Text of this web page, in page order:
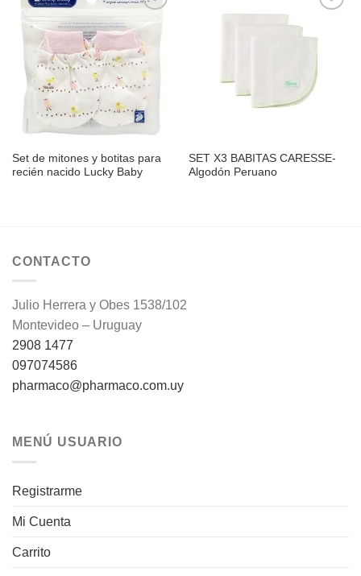
Añadir
lista de
deseos
Set de mitones y botitas para
recién nacido Lucky Baby
lista de
deseos
SET X3 BABITAS CARESSE-
Algodón Peruano
CONTACTO
Julio Herrera y Obes 1538/102
Montevideo – Uruguay
2908 1477
097074586
pharmaco@pharmaco.com.uy
MENÚ USUARIO
Registrarme
Mi Cuenta
Carrito